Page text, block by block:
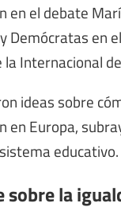
en el debate
Demócratas en
Internacional
ideas sobre
en Europa,
educativo.
sobre la